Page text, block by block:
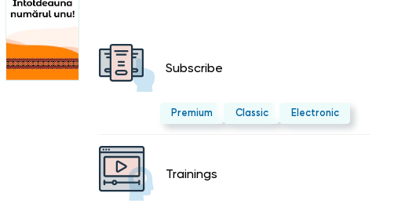
Subscribe
Premium Classic Electronic
Trainings